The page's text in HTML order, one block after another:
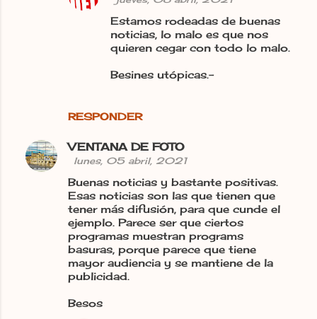
RESPONDER
Estamos rodeadas de buenas
noticias, lo malo es que nos
quieren cegar con todo lo malo.
Besines utópicas.-
VENTANA DE FOTO
lunes, 05 abril, 2021
Buenas noticias y bastante positivas.
Esas noticias son las que tienen que
tener más difusión, para que cunde el
ejemplo. Parece ser que ciertos
programas muestran programs
basuras, porque parece que tiene
mayor audiencia y se mantiene de la
publicidad.
Besos